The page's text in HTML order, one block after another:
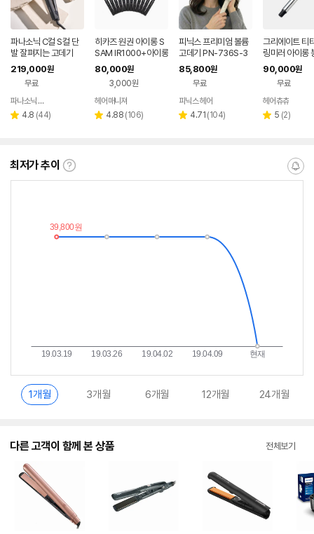
파나소닉 C컬 S컬 단
발 잘펴지는 고데기
219,000원
무료
파나소닉 공식판매점
별 4.8 리
(44)
히카즈 원권 아이롱 S
SAM IR1000+아이롱
꼬리빗
80,000원
3,000원
페이
헤어매니져
별 4.88 리
(106)
피닉스 프리미엄 볼륨
고데기 PN-736S-3
2 32mm 뿌리볼륨 웨
이브 봉고데기
85,800원
무료
페이
피닉스 헤어
별 4.71 리
(104)
그리에이트 티
링미러 아이롱
기 32미리(L)
90,000원
무료
헤어츄츄
별 5 리
(2)
최저가 추이
최
이
란?
알
1개월 3개월 6개월 12개월 24개월
다른 고객이 함께 본 상품 전체보기